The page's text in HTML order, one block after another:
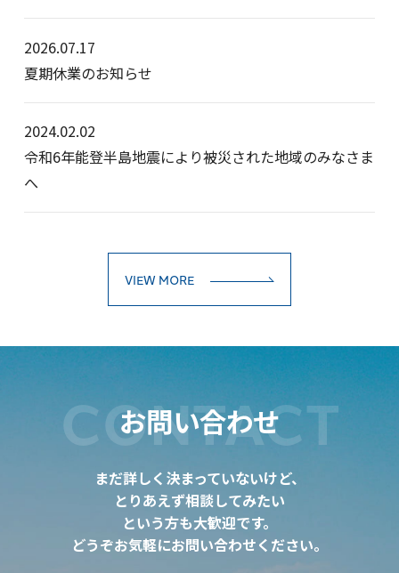
2026.07.17
夏期休業のお知らせ
2024.02.02
令和6年能登半島地震により被災された地域のみなさま
へ
VIEW MORE
お問い合わせ
CONTACT
まだ詳しく決まっていないけど、
とりあえず相談してみたい
という方も大歓迎です。
どうぞお気軽にお問い合わせください。